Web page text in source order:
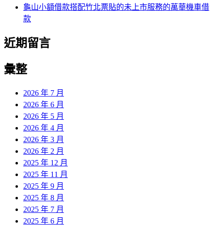
龜山小額借款搭配竹北票貼的未上市服務的萬華機車借
款
近期留言
彙整
2026 年 7 月
2026 年 6 月
2026 年 5 月
2026 年 4 月
2026 年 3 月
2026 年 2 月
2025 年 12 月
2025 年 11 月
2025 年 9 月
2025 年 8 月
2025 年 7 月
2025 年 6 月